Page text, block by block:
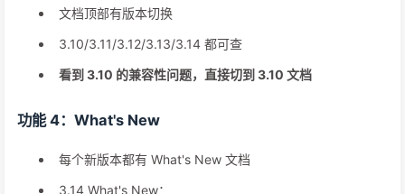
文档顶部有版本切换
3.10/3.11/3.12/3.13/3.14 都可查
看到 3.10 的兼容性问题，直接切到 3.10 文档
功能 4：What's New
每个新版本都有 What's New 文档
3.14 What's New：